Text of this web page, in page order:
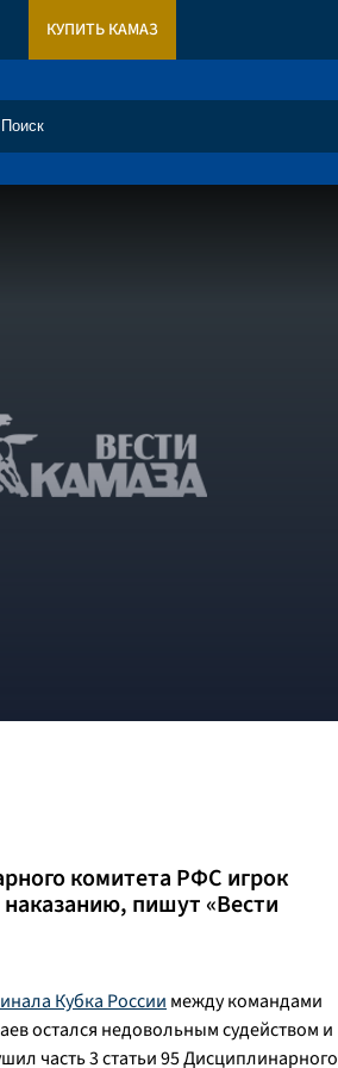
КУПИТЬ КАМАЗ
комитета РФС игрок
пишут «Вести
Кубка России между командами
остался недовольным судейством и
часть 3 статьи 95 Дисциплинарного